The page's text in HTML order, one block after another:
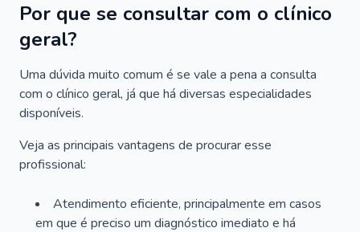
Por que se consultar com o clínico
geral?
Uma dúvida muito comum é se vale a pena a consulta
com o clínico geral, já que há diversas especialidades
disponíveis.
Veja as principais vantagens de procurar esse
profissional:
Atendimento eficiente, principalmente em casos
em que é preciso um diagnóstico imediato e há